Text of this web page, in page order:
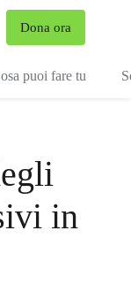
Dona ora
puoi fare tu
in